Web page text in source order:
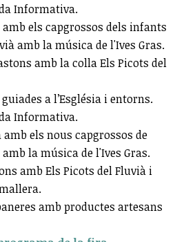
Informativa.
amb els capgrossos dels infants
amb la música de l'Ives Gras.
amb la colla Els Picots del
a l’Església i entorns.
Informativa.
amb els nous capgrossos de
la música de l'Ives Gras.
amb Els Picots del Fluvià i
amb productes artesans